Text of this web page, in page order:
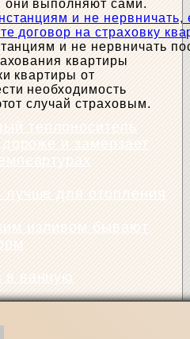
они выполняют сами.
и не нервничать
квартиры
квартиры от
необходимость
случай страховым.
лучше для отопления
в ванную